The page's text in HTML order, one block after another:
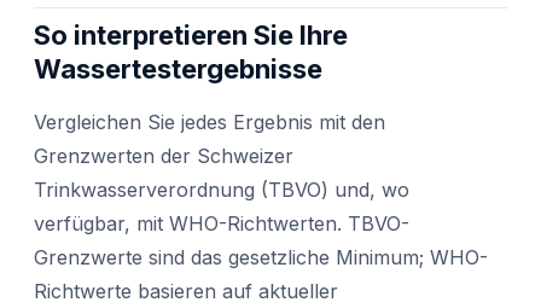
So interpretieren Sie Ihre
Wassertestergebnisse
Vergleichen Sie jedes Ergebnis mit den
Grenzwerten der Schweizer
Trinkwasserverordnung (TBVO) und, wo
verfügbar, mit WHO-Richtwerten. TBVO-
Grenzwerte sind das gesetzliche Minimum; WHO-
Richtwerte basieren auf aktueller